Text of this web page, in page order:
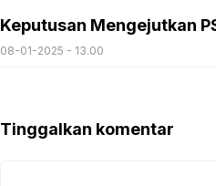
Keputusan Mengejutkan
08-01-2025 - 13.00
Tinggalkan komentar